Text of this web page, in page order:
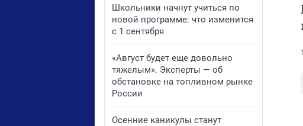
Школьники начнут учиться по
новой программе: что изменится
с 1 сентября
«Август будет еще довольно
тяжелым». Эксперты — об
обстановке на топливном рынке
России
Осенние каникулы станут